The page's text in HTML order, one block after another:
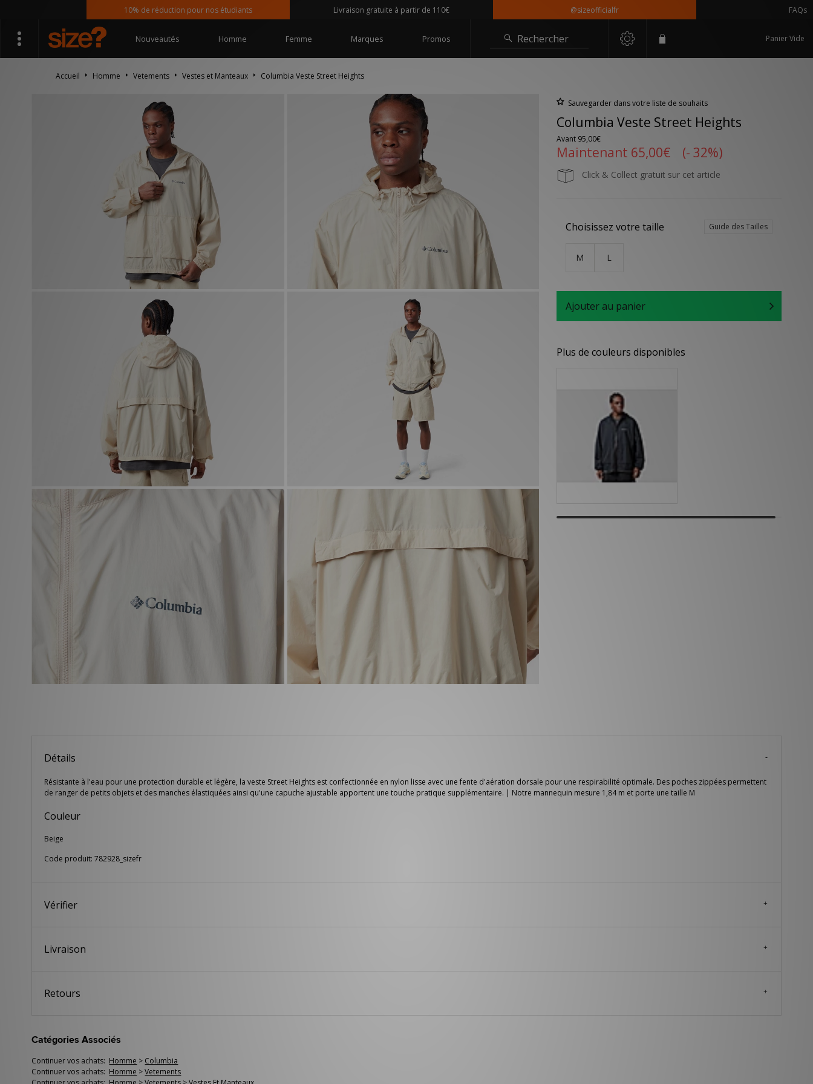
10% de réduction pour nos étudiants Livraison gratuite à partir de 110€ @sizeofficialfr
Nouveautés Homme Femme Marques Promos Rechercher Panier Vide
Accueil Homme Vetements Vestes et Manteaux Columbia Veste Street Heights
Sauvegarder dans votre liste de souhaits
Columbia Veste Street Heights
Avant 95,00€
Maintenant 65,00€ (- 32%)
Click & Collect gratuit sur cet article
Choisissez votre taille Guide des Tailles
M L
Ajouter au panier
Plus de couleurs disponibles
Détails
Résistante à l'eau pour une protection durable et légère, la veste Street Heights est confectionnée en nylon lisse avec une fente d'aération dorsale pour une respirabilité optimale. Des poches zippées permettent
de ranger de petits objets et des manches élastiquées ainsi qu'une capuche ajustable apportent une touche pratique supplémentaire. | Notre mannequin mesure 1,84 m et porte une taille M
Couleur
Beige
Code produit: 782928_sizefr
Vérifier
Livraison
Retours
Catégories Associés
Continuer vos achats: Homme > Columbia
Continuer vos achats: Homme >Vetements